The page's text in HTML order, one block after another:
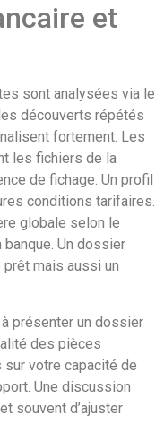
et
sont analysées via le
découverts répétés
fortement. Les
les fichiers de la
de fichage. Un profil
conditions tarifaires.
globale selon le
Un dossier
mais aussi un
présenter un dossier
des pièces
votre capacité de
Une discussion
souvent d’ajuster